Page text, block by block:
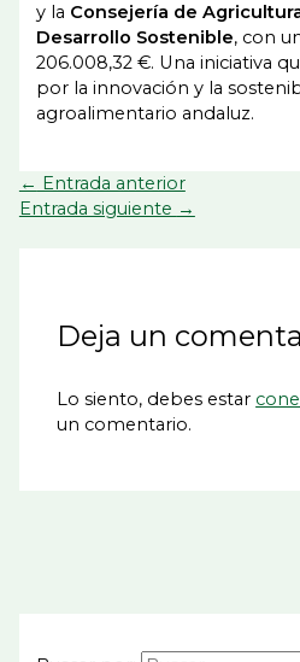
y la Consejería de
Desarrollo Sostenible, con
206.008,32 €. Una iniciativa
por la innovación y la
agroalimentario andaluz.
← Entrada anterior
Entrada siguiente →
Deja un
Lo siento, debes estar
un comentario.